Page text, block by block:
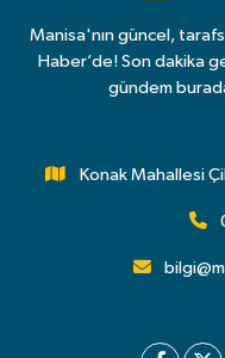
Manisa'nın güncel,
Haber’de! Son dakika
gündem
Konak Mahallesi